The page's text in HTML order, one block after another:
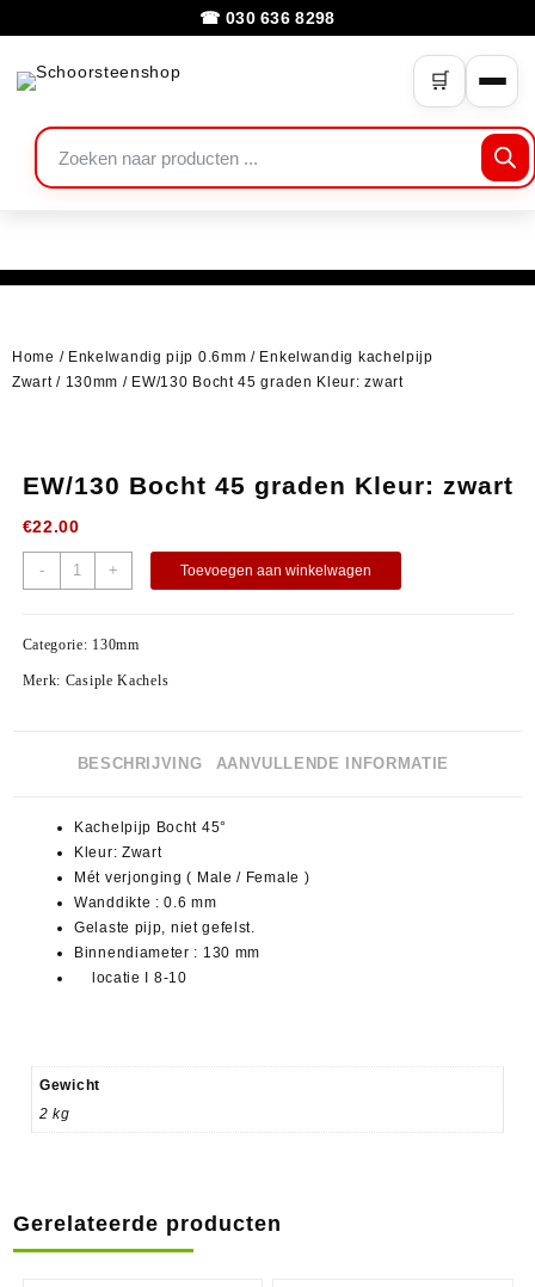
☎ 030 636 8298
🛒
Home / Enkelwandig pijp 0.6mm / Enkelwandig kachelpijp
Zwart/ 130mm / EW/130 Bocht 45 graden Kleur: zwart
EW/130 Bocht 45 graden Kleur: zwart
€22.00
- + Toevoegen aan winkelwagen
Categorie: 130mm
Merk: Casiple Kachels
BESCHRIJVING AANVULLENDE INFORMATIE
Kachelpijp Bocht 45°
Kleur: Zwart
Mét verjonging ( Male / Female )
Wanddikte : 0.6 mm
Gelaste pijp, niet gefelst.
Binnendiameter : 130 mm
locatie I 8-10
Gewicht
2 kg
Gerelateerde producten